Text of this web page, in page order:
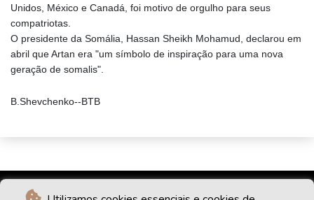
Unidos, México e Canadá, foi motivo de orgulho para seus
compatriotas.
O presidente da Somália, Hassan Sheikh Mohamud, declarou em
abril que Artan era "um símbolo de inspiração para uma nova
geração de somalis".
B.Shevchenko--BTB